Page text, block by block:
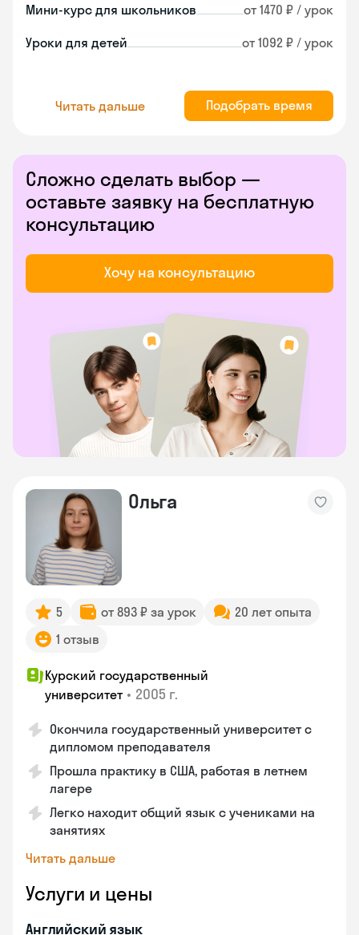
Мини-курс для школьников от 1470 ₽ / урок
Уроки для детей от 1092 ₽ / урок
Читать дальше Подобрать время
Сложно сделать выбор —
оставьте заявку на бесплатную
консультацию
Хочу на консультацию
Ольга
5 от 893 ₽ за урок
20 лет опыта
1 отзыв
Курский государственный
университет • 2005 г.
Окончила государственный университет с
дипломом преподавателя
Прошла практику в США, работая в летнем
лагере
Легко находит общий язык с учениками на
занятиях
Читать дальше
Услуги и цены
Английский язык